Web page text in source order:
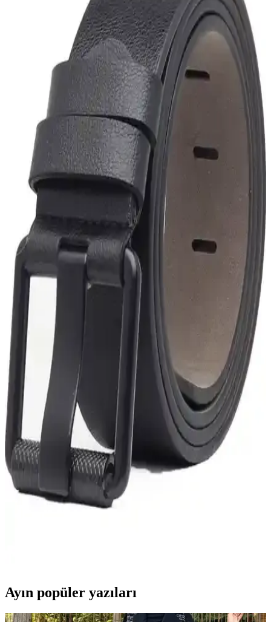
Kot ve Pantolonlar İçin Dayanıklı ve Reversible
Kemer Seçimi: Kalite ve Fiyat Dengesi
Kot ve pantolonlar için reversible ve dayanıklı kemer seçimi, deri
kalitesi ve fiyat dengesi üzerine odaklanır. El yapımı tam taneli deri
kemerler ve ikinci el alternatifleri değerlendirilir.
Pantolonların Pelvik Kemik Üzerinde Sabit Kalması
İçin Ölçü ve Aksesuar Çözümleri
Pantolonların pelvik kemik üzerinde sabit kalması için doğru kalça
ve bel ölçüsü, terzi hizmeti ile uyum sağlanması ve kemer veya askı
gibi aksesuarların kullanımı önemlidir. Bu yöntemler pantolon
kaymasını engeller.
Raw Denim Pantolonlarda Doğru Beden Seçimi ve
Fit Rehberi: Flat Head ve Momotaro İncelemesi
Raw denim pantolonlarda beden seçimi konfor ve dayanıklılık
açısından kritik. Flat Head ve Momotaro örnekleriyle, beden
küçültmenin dezavantajları ve ideal fit önerileri ele alınıyor.
2026 Yılında Tam Taneli Deri Kemerlerde Öne
Çıkan Markalar ve Üreticiler
2026'da tam taneli deri kemerlerde Ashland, Popov, Tanner Goods
gibi markalar öne çıkıyor. Yerel zanaatkarlar ve özel üretimler de
kişiye özel dayanıklı seçenekler sunuyor.
Erkekler İçin Yüksek Kaliteli İtalyan Deri Kemer ve
Özel Kutulu Tasarım
İtalyan derisinden üretilmiş, şık ve dayanıklı erkek kemerleri, özel
kutu ve ayarlanabilir özellikleriyle stilinizi tamamlar.
Eds Erkek Hakiki Deri Kemer: Şık ve Dayanıklı
Klasik Erkek Aksesuarı
Eds erkek hakiki deri kemerleri, dayanıklı ve şık tasarımıyla günlük
ve özel kullanımlarınıza uygun, çeşitli renk ve beden seçenekleriyle
stilinizi yükselten kaliteli aksesuarlar sunar.
Deribond Spor Erkek Kemer: Dayanıklı ve Şık
Tasarımıyla Günlük Kullanım İçin Uygun
Ayın popüler yazıları